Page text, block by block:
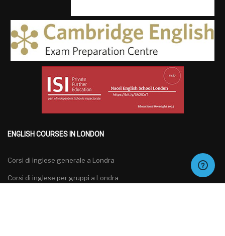
ENGLISH COURSES IN LONDON
Corsi di inglese generale a Londra
Corsi di inglese per gruppi a Londra